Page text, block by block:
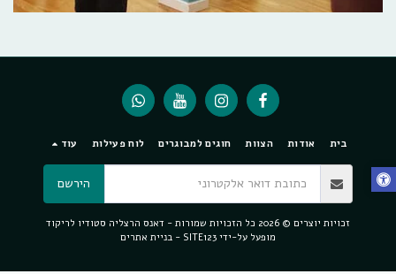
בית אודות הצוות חוגים למבוגרים לוח פעילות עוד
הירשם
זכויות יוצרים © 2026 כל הזכויות שמורות -
דאנס הרצליה סטודיו לריקוד
מופעל על-ידי SITE123
- בניית אתרים